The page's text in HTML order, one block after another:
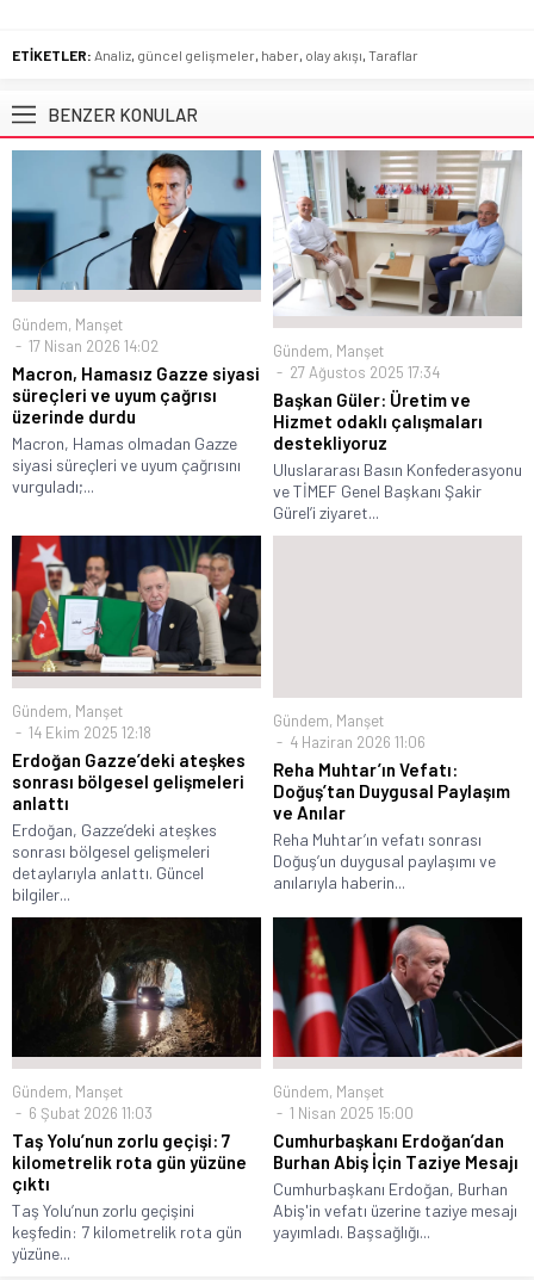
ETİKETLER: Analiz, güncel gelişmeler, haber, olay akışı, Taraflar
BENZER KONULAR
Gündem, Manşet
17 Nisan 2026 14:02
Macron, Hamasız Gazze siyasi
süreçleri ve uyum çağrısı
üzerinde durdu
Macron, Hamas olmadan Gazze
siyasi süreçleri ve uyum çağrısını
vurguladı;...
Gündem, Manşet
27 Ağustos 2025 17:34
Başkan Güler: Üretim ve
Hizmet odaklı çalışmaları
destekliyoruz
Uluslararası Basın Konfederasyonu
ve TİMEF Genel Başkanı Şakir
Gürel’i ziyaret...
Gündem, Manşet
14 Ekim 2025 12:18
Erdoğan Gazze’deki ateşkes
sonrası bölgesel gelişmeleri
anlattı
Erdoğan, Gazze’deki ateşkes
sonrası bölgesel gelişmeleri
detaylarıyla anlattı. Güncel
bilgiler...
Gündem, Manşet
4 Haziran 2026 11:06
Reha Muhtar’ın Vefatı:
Doğuş’tan Duygusal Paylaşım
ve Anılar
Reha Muhtar’ın vefatı sonrası
Doğuş’un duygusal paylaşımı ve
anılarıyla haberin...
Gündem, Manşet
6 Şubat 2026 11:03
Taş Yolu’nun zorlu geçişi: 7
kilometrelik rota gün yüzüne
çıktı
Taş Yolu’nun zorlu geçişini
keşfedin: 7 kilometrelik rota gün
yüzüne...
Gündem, Manşet
1 Nisan 2025 15:00
Cumhurbaşkanı Erdoğan’dan
Burhan Abiş İçin Taziye Mesajı
Cumhurbaşkanı Erdoğan, Burhan
Abiş'in vefatı üzerine taziye mesajı
yayımladı. Başsağlığı...